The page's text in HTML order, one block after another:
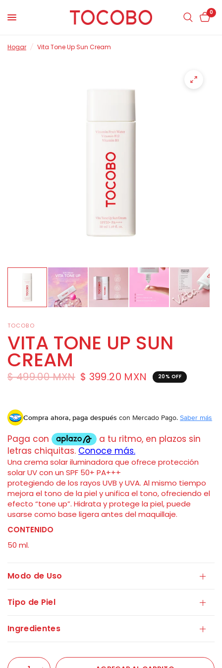
0
Hogar / Vita Tone Up Sun Cream
TOCOBO
VITA TONE UP SUN
CREAM
$ 499.00 MXN $ 399.20 MXN 20% OFF
Compra ahora, paga después con Mercado Pago.Saber más
Una crema solar iluminadora que ofrece protección
solar UV con un SPF 50+ PA+++
protegiendo de los rayos UVB y UVA. Al mismo tiempo
mejora el tono de la piel y unifica el tono, ofreciendo el
efecto “tone up”. Hidrata y protege la piel, puede
usarse como base ligera antes del maquillaje.
CONTENIDO
50 ml.
Modo de Uso
Tipo de Piel
Ingredientes